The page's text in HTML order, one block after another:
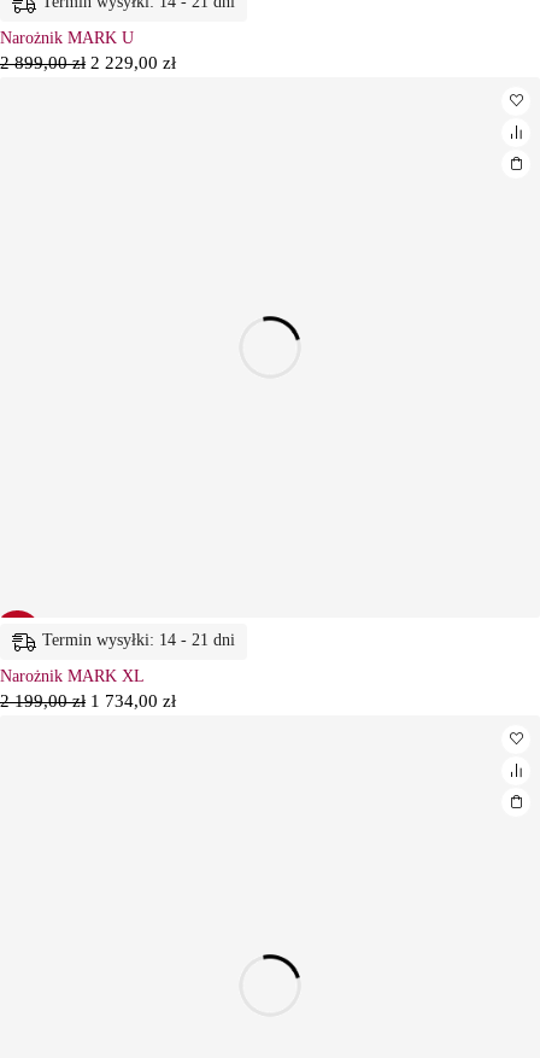
Narożnik MARK U
2 899,00zł 2 229,00 zł
21% Termin wysyłki: 14 - 21 dni
Narożnik MARK XL
2 199,00zł 1 734,00 zł